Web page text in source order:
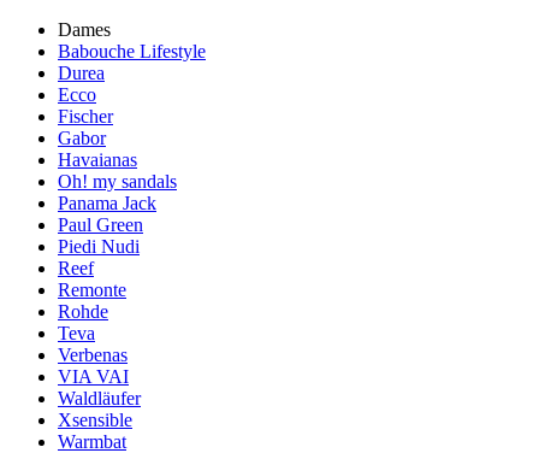
Dames
Babouche Lifestyle
Durea
Ecco
Fischer
Gabor
Havaianas
Oh! my sandals
Panama Jack
Paul Green
Piedi Nudi
Reef
Remonte
Rohde
Teva
Verbenas
VIA VAI
Waldläufer
Xsensible
Warmbat